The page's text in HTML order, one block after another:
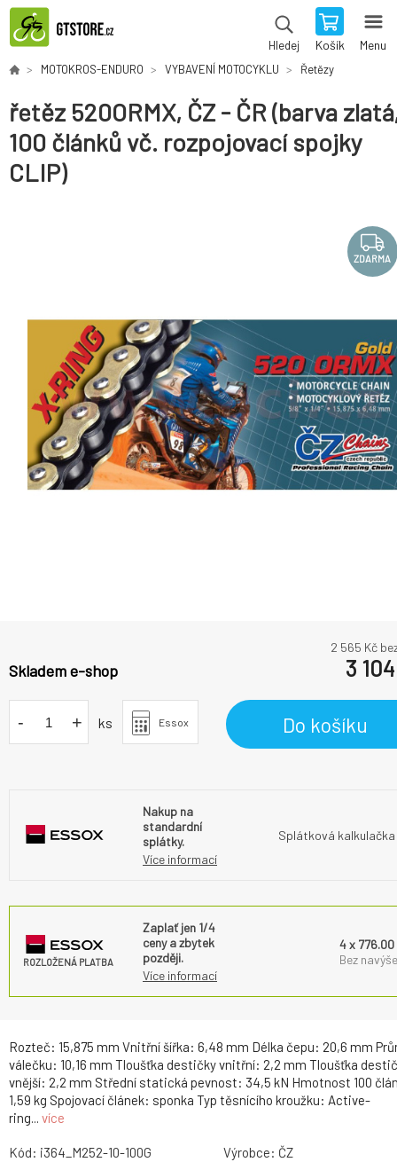
Hledej Košík Menu
MOTOKROS-ENDURO VYBAVENÍ MOTOCYKLU Řetězy
řetěz 520ORMX, ČZ - ČR (barva
100 článků vč. rozpojovací spojky
CLIP)
ZDARMA
Rozteč: 15,875 mm Vnitřní šířka: 6,48 mm Délka čepu: 20,6 mm
válečku: 10,16 mm Tloušťka destičky vnitřní: 2,2 mm Tloušťka
vnější: 2,2 mm Střední statická pevnost: 34,5 kN Hmotnost 100
1,59 kg Spojovací článek: sponka Typ těsnícího kroužku: Active-
ring... více
2 565 Kč
Skladem e-shop 3 104
- + ks Essox Do košíku
Nakup na
standardní
splátky.
Více informací
Splátková kalkulačka
ROZLOŽENÁ PLATBA
Zaplať jen 1/4
ceny a zbytek
později.
Více informací
4 x 776.00
Bez
Kód: i364_M252-10-100G Výrobce: ČZ